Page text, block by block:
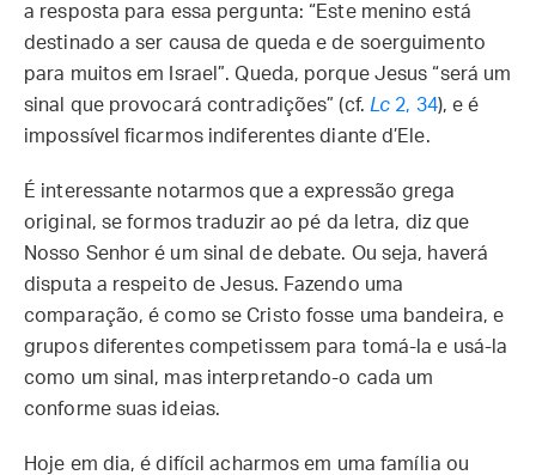
a resposta para essa pergunta: “Este menino está
destinado a ser causa de queda e de soerguimento
para muitos em Israel”. Queda, porque Jesus “será um
sinal que provocará contradições” (cf. Lc 2, 34), e é
impossível ficarmos indiferentes diante d’Ele.
É interessante notarmos que a expressão grega
original, se formos traduzir ao pé da letra, diz que
Nosso Senhor é um sinal de debate. Ou seja, haverá
disputa a respeito de Jesus. Fazendo uma
comparação, é como se Cristo fosse uma bandeira, e
grupos diferentes competissem para tomá-la e usá-la
como um sinal, mas interpretando-o cada um
conforme suas ideias.
Hoje em dia, é difícil acharmos em uma família ou